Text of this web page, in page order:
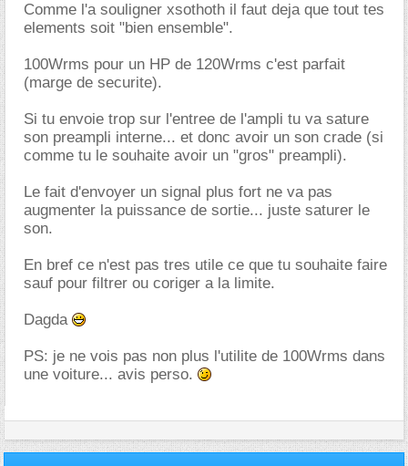
Comme l'a souligner xsothoth il faut deja que tout tes
elements soit "bien ensemble".
100Wrms pour un HP de 120Wrms c'est parfait
(marge de securite).
Si tu envoie trop sur l'entree de l'ampli tu va sature
son preampli interne... et donc avoir un son crade (si
comme tu le souhaite avoir un "gros" preampli).
Le fait d'envoyer un signal plus fort ne va pas
augmenter la puissance de sortie... juste saturer le
son.
En bref ce n'est pas tres utile ce que tu souhaite faire
sauf pour filtrer ou coriger a la limite.
Dagda
PS: je ne vois pas non plus l'utilite de 100Wrms dans
une voiture... avis perso.